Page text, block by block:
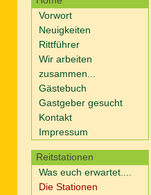
Vorwort
Neuigkeiten
Rittführer
Wir arbeiten
zusammen...
Gästebuch
Gastgeber gesucht
Kontakt
Impressum
Reitstationen
Was euch erwartet....
Die Stationen